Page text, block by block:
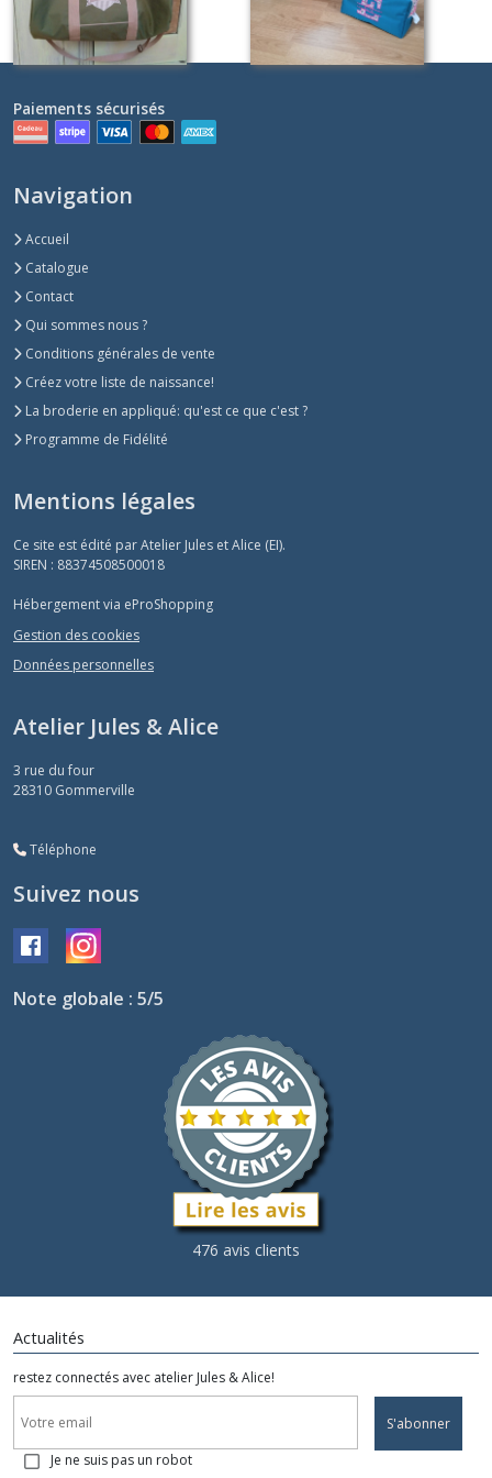
Paiements sécurisés
Navigation
Accueil
Catalogue
Contact
Qui sommes nous ?
Conditions générales de vente
Créez votre liste de naissance!
La broderie en appliqué: qu'est ce que c'est ?
Programme de Fidélité
Mentions légales
Ce site est édité par Atelier Jules et Alice (EI).
SIREN : 88374508500018
Hébergement via eProShopping
Gestion des cookies
Données personnelles
Atelier Jules & Alice
3 rue du four
28310 Gommerville
Téléphone
Suivez nous
Note globale : 5/5
476 avis clients
Actualités
restez connectés avec atelier Jules & Alice!
S'abonner
Je ne suis pas un robot